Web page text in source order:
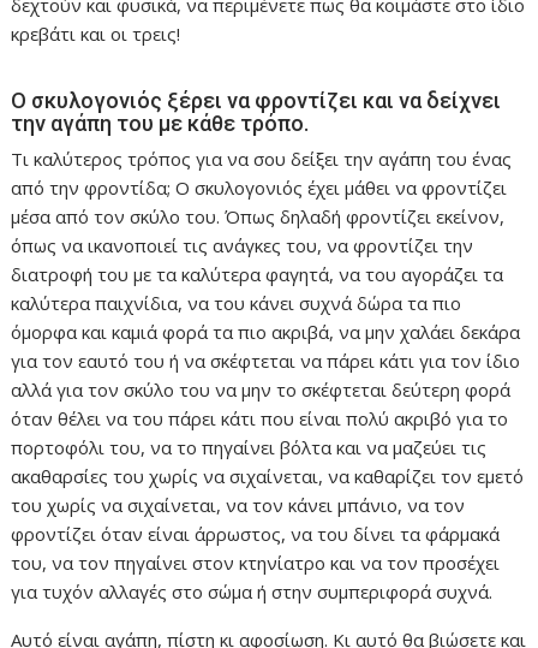
δεχτούν και φυσικά, να περιμένετε πως θα κοιμάστε στο ίδιο
κρεβάτι και οι τρεις!
Ο σκυλογονιός ξέρει να φροντίζει και να δείχνει
την αγάπη του με κάθε τρόπο.
Τι καλύτερος τρόπος για να σου δείξει την αγάπη του ένας
από την φροντίδα; Ο σκυλογονιός έχει μάθει να φροντίζει
μέσα από τον σκύλο του. Όπως δηλαδή φροντίζει εκείνον,
όπως να ικανοποιεί τις ανάγκες του, να φροντίζει την
διατροφή του με τα καλύτερα φαγητά, να του αγοράζει τα
καλύτερα παιχνίδια, να του κάνει συχνά δώρα τα πιο
όμορφα και καμιά φορά τα πιο ακριβά, να μην χαλάει δεκάρα
για τον εαυτό του ή να σκέφτεται να πάρει κάτι για τον ίδιο
αλλά για τον σκύλο του να μην το σκέφτεται δεύτερη φορά
όταν θέλει να του πάρει κάτι που είναι πολύ ακριβό για το
πορτοφόλι του, να το πηγαίνει βόλτα και να μαζεύει τις
ακαθαρσίες του χωρίς να σιχαίνεται, να καθαρίζει τον εμετό
του χωρίς να σιχαίνεται, να τον κάνει μπάνιο, να τον
φροντίζει όταν είναι άρρωστος, να του δίνει τα φάρμακά
του, να τον πηγαίνει στον κτηνίατρο και να τον προσέχει
για τυχόν αλλαγές στο σώμα ή στην συμπεριφορά συχνά.
Αυτό είναι αγάπη, πίστη κι αφοσίωση. Κι αυτό θα βιώσετε και